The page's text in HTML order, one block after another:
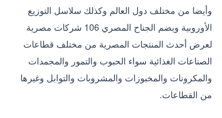
وأيضا من مختلف دول العالم وكذلك سلاسل التوزيع
الأوروبية ويضم الجناح المصري 106 شركات مصرية
لعرض أحدث المنتجات المصرية من مختلف قطاعات
الصناعات الغذائية سواء الحبوب والتمور والمجمدات
والمكرونات والمخبوزات والمشروبات والتوابل وغيرها
من القطاعات.